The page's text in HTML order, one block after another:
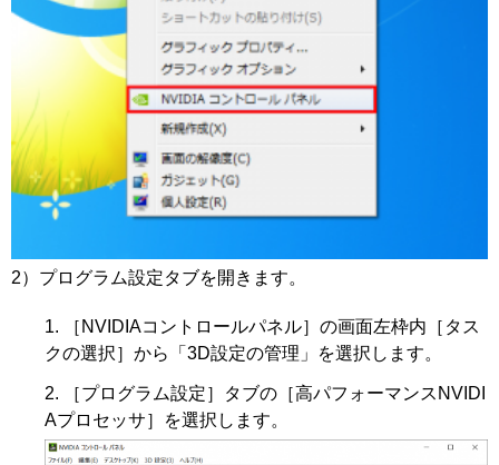
2）プログラム設定タブを開きます。
［NVIDIAコントロールパネル］の画面左枠内［タス
クの選択］から「3D設定の管理」を選択します。
［プログラム設定］タブの［高パフォーマンスNVIDI
Aプロセッサ］を選択します。